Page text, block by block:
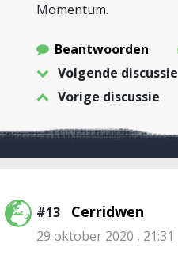
Momentum.
Beantwoorden
Volgende discussie
Vorige discussie
#13 Cerridwen
29 oktober 2020 , 21:31